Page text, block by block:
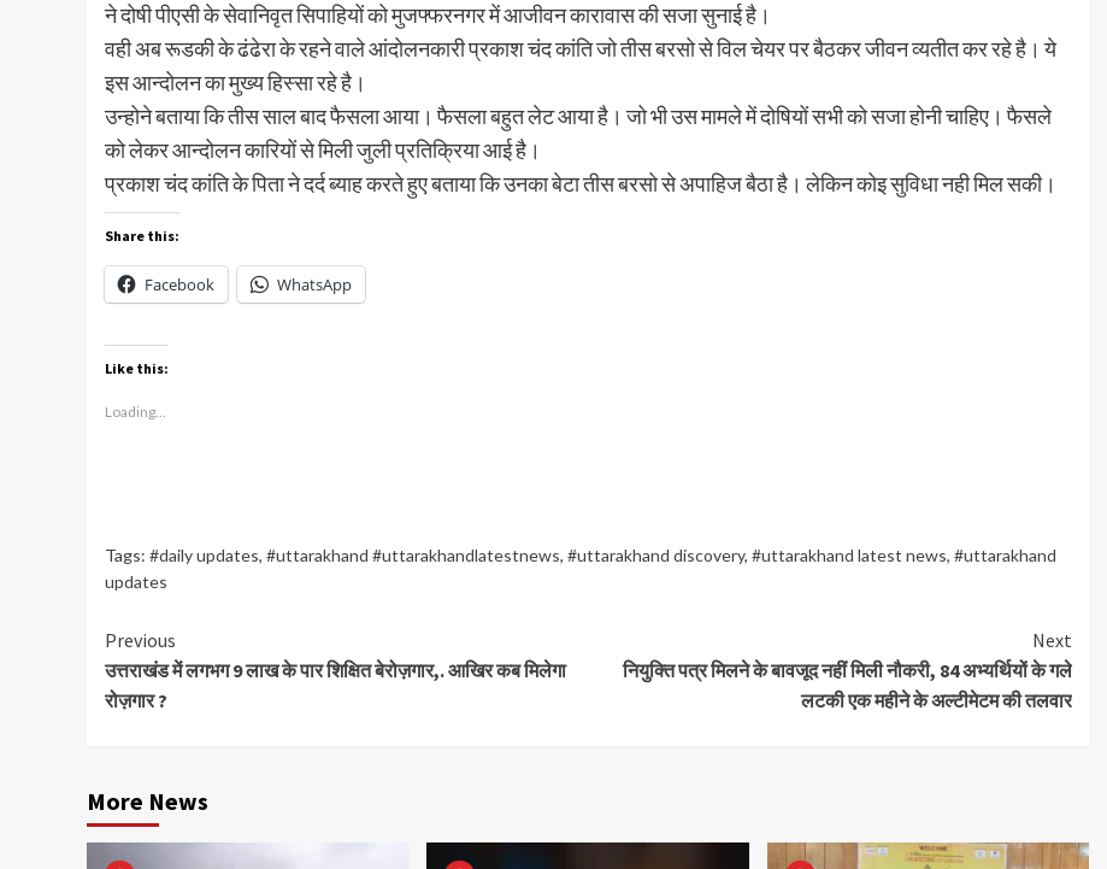
ने दोषी पीएसी के सेवानिवृत सिपाहियों को मुजफ्फरनगर में आजीवन कारावास की सजा सुनाई है।
वही अब रूडकी के ढंढेरा के रहने वाले आंदोलनकारी प्रकाश चंद कांति जो तीस बरसो से विल चेयर पर बैठकर जीवन व्यतीत कर रहे है। ये
इस आन्दोलन का मुख्य हिस्सा रहे है।
उन्होने बताया कि तीस साल बाद फैसला आया। फैसला बहुत लेट आया है। जो भी उस मामले में दोषियों सभी को सजा होनी चाहिए। फैसले
को लेकर आन्दोलन कारियों से मिली जुली प्रतिक्रिया आई है।
प्रकाश चंद कांति के पिता ने दर्द ब्याह करते हुए बताया कि उनका बेटा तीस बरसो से अपाहिज बैठा है। लेकिन कोइ सुविधा नही मिल सकी।
Share this:
Facebook WhatsApp
Like this:
Loading...
Tags: #daily updates, #uttarakhand #uttarakhandlatestnews, #uttarakhand discovery, #uttarakhand latest news, #uttarakhand
updates
Continue
Reading
Previous
उत्तराखंड में लगभग 9 लाख के पार शिक्षित बेरोज़गार,. आखिर कब मिलेगा
रोज़गार ?
Next
नियुक्ति पत्र मिलने के बावजूद नहीं मिली नौकरी, 84 अभ्यर्थियों के गले
लटकी एक महीने के अल्टीमेटम की तलवार
More News